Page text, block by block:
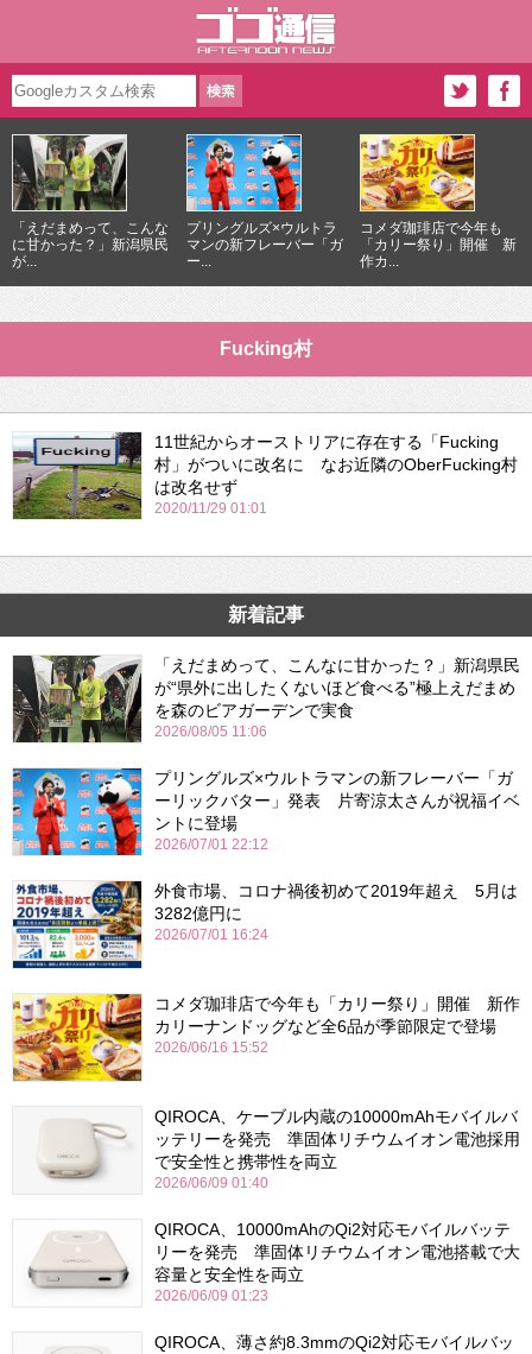
「えだまめって、こんな
に甘かった？」新潟県民
が...
プリングルズ×ウルトラ
マンの新フレーバー「ガ
ー...
コメダ珈琲店で今年も
「カリー祭り」開催 新
作カ...
Fucking村
11世紀からオーストリアに存在する「Fucking
村」がついに改名に なお近隣のOberFucking村
は改名せず
2020/11/29 01:01
新着記事
「えだまめって、こんなに甘かった？」新潟県民
が“県外に出したくないほど食べる”極上えだまめ
を森のビアガーデンで実食
2026/08/05 11:06
プリングルズ×ウルトラマンの新フレーバー「ガ
ーリックバター」発表 片寄涼太さんが祝福イベ
ントに登場
2026/07/01 22:12
外食市場、コロナ禍後初めて2019年超え 5月は
3282億円に
2026/07/01 16:24
コメダ珈琲店で今年も「カリー祭り」開催 新作
カリーナンドッグなど全6品が季節限定で登場
2026/06/16 15:52
QIROCA、ケーブル内蔵の10000mAhモバイルバ
ッテリーを発売 準固体リチウムイオン電池採用
で安全性と携帯性を両立
2026/06/09 01:40
QIROCA、10000mAhのQi2対応モバイルバッテ
リーを発売 準固体リチウムイオン電池搭載で大
容量と安全性を両立
2026/06/09 01:23
QIROCA、薄さ約8.3mmのQi2対応モバイルバッ